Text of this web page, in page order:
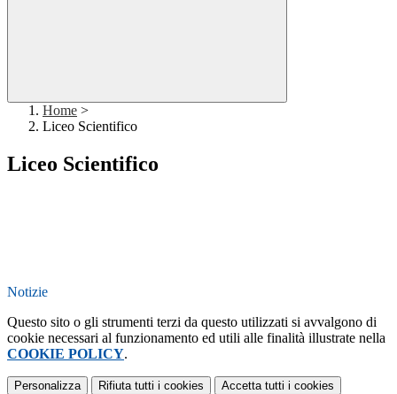
Home >
Liceo Scientifico
Liceo Scientifico
Notizie
Questo sito o gli strumenti terzi da questo utilizzati si avvalgono di
cookie necessari al funzionamento ed utili alle finalità illustrate nella
COOKIE POLICY.
Personalizza Rifiuta tutti i cookies Accetta tutti i cookies